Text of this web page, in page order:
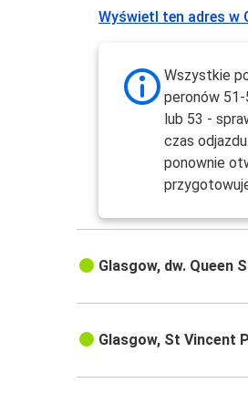
Wyświetl ten adres w
Wszystkie
peronów 51-
lub 53 -
czas
ponownie
Glasgow, dw. Queen
Glasgow, St Vincent